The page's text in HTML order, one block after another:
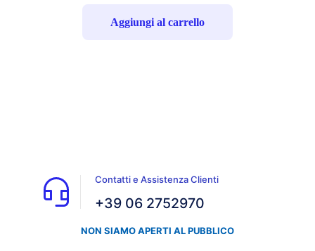
Aggiungi al carrello
Contatti e Assistenza Clienti
+39 06 2752970
NON SIAMO APERTI AL PUBBLICO